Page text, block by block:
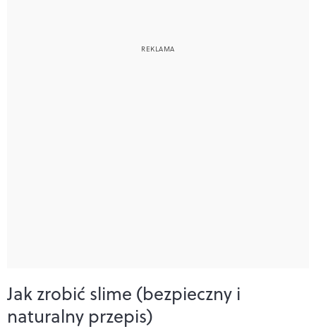
Jak zrobić slime (bezpieczny i
naturalny przepis)